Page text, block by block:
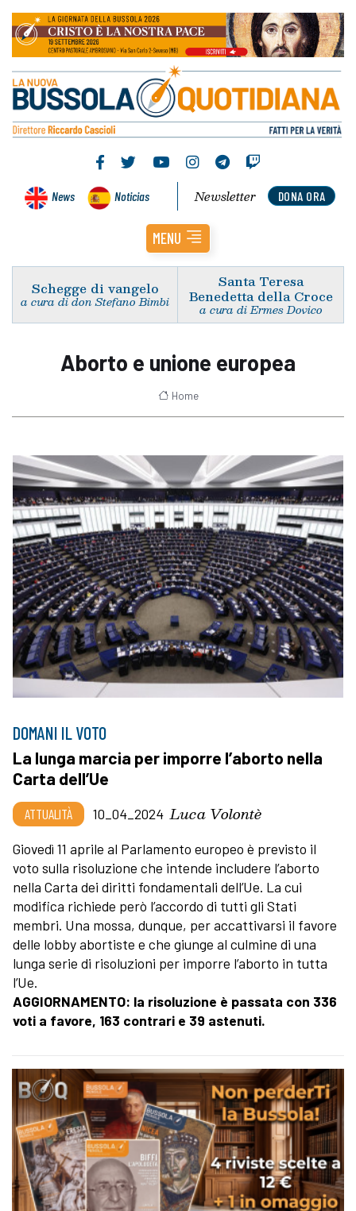
News Noticias DONA ORA
Newsletter
MENU
Schegge di vangelo
a cura di don Stefano Bimbi
Santa Teresa
Benedetta della Croce
a cura di Ermes Dovico
Aborto e unione europea
Home
DOMANI IL VOTO
La lunga marcia per imporre l’aborto nella
Carta dell’Ue
ATTUALITÀ 10_04_2024 Luca Volontè
Giovedì 11 aprile al Parlamento europeo è previsto il
voto sulla risoluzione che intende includere l’aborto
nella Carta dei diritti fondamentali dell’Ue. La cui
modifica richiede però l’accordo di tutti gli Stati
membri. Una mossa, dunque, per accattivarsi il favore
delle lobby abortiste e che giunge al culmine di una
lunga serie di risoluzioni per imporre l’aborto in tutta
l’Ue.
AGGIORNAMENTO: la risoluzione è passata con 336
voti a favore, 163 contrari e 39 astenuti.